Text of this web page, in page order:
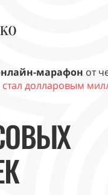
марафон от
стал долларовым